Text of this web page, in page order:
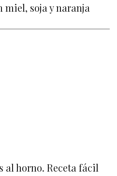
miel, soja y naranja
al horno. Receta fácil